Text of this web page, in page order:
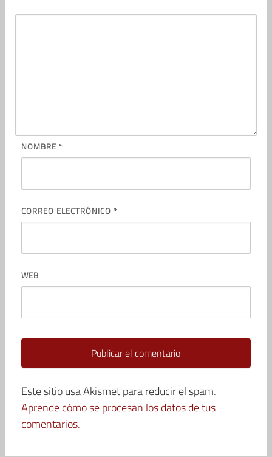
NOMBRE *
CORREO ELECTRÓNICO *
WEB
Este sitio usa Akismet para reducir el spam.
Aprende cómo se procesan los datos de tus
comentarios.